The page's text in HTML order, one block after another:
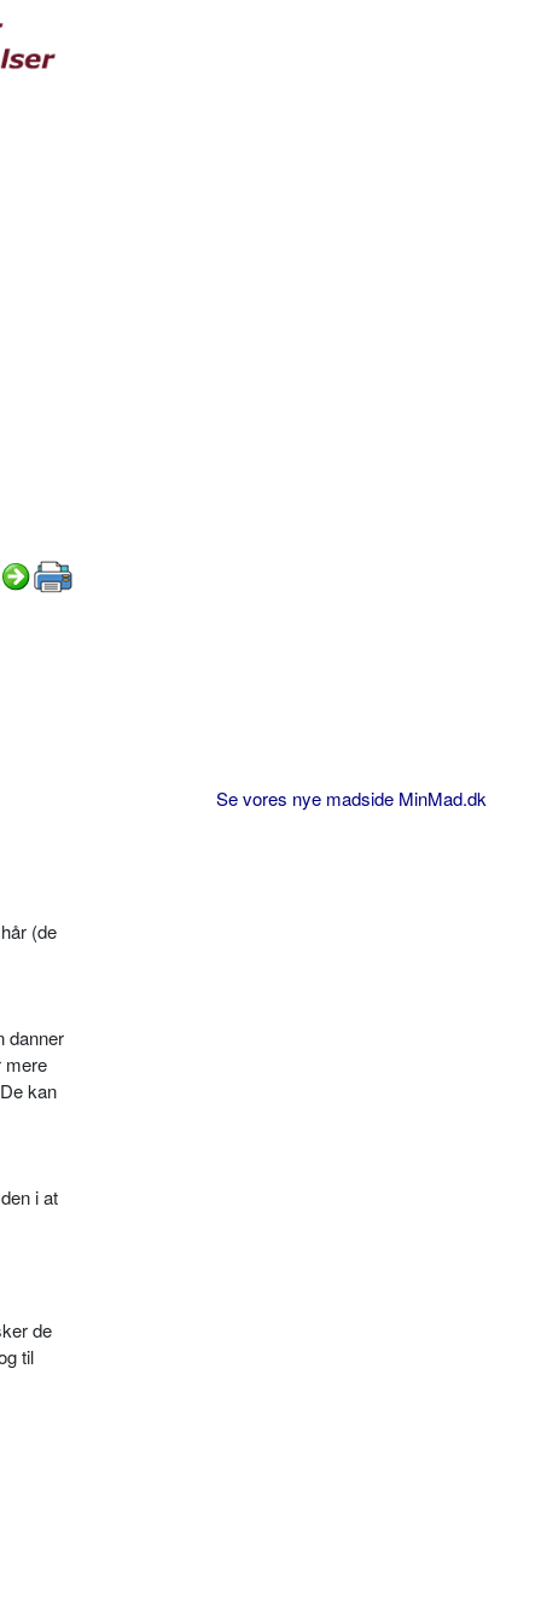
(de
danner
mere
kan
i at
de
til
Se vores nye madside MinMad.dk